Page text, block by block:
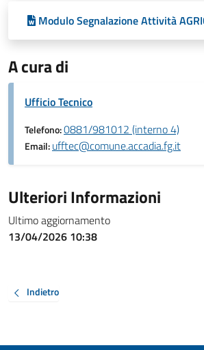
Modulo Segnalazione Attività
A cura di
Ufficio Tecnico
Telefono:0881/981012 (interno 4)
Email:ufftec@comune.accadia.fg.it
Ulteriori Informazioni
Ultimo aggiornamento
13/04/2026 10:38
Indietro